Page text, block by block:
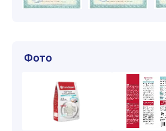
Фото